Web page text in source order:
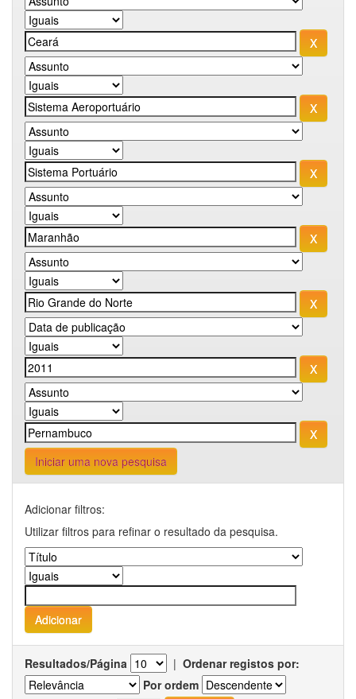
Iniciar uma nova pesquisa
Adicionar filtros:
Utilizar filtros para refinar o resultado da pesquisa.
Resultados/Página | Ordenar registos por:
Por ordem